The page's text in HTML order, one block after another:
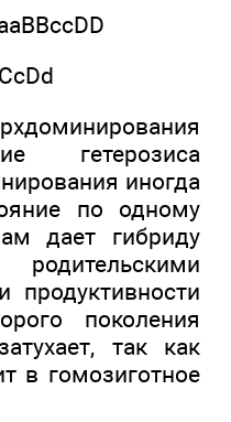
гетерозиса
иногда
по одному
дает гибриду
родительскими
поколения
так как
в гомозиготное